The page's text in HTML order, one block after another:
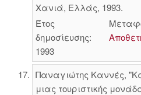
Χανιά, Ελλάς, 1993.
Έτος
δημοσίευσης:
1993
Παναγιώτης Καννές,
μιας τουριστικής